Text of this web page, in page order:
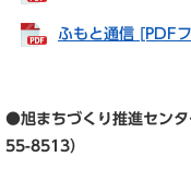
ふもと通信 [PDF
●旭まちづくり推進セ
55-8513）